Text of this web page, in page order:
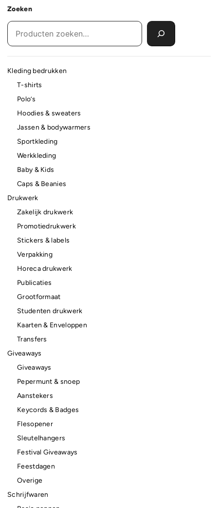
Zoeken
Kleding bedrukken
T-shirts
Polo’s
Hoodies & sweaters
Jassen & bodywarmers
Sportkleding
Werkkleding
Baby & Kids
Caps & Beanies
Drukwerk
Zakelijk drukwerk
Promotiedrukwerk
Stickers & labels
Verpakking
Horeca drukwerk
Publicaties
Grootformaat
Studenten drukwerk
Kaarten & Enveloppen
Transfers
Giveaways
Giveaways
Pepermunt & snoep
Aanstekers
Keycords & Badges
Flesopener
Sleutelhangers
Festival Giveaways
Feestdagen
Overige
Schrijfwaren